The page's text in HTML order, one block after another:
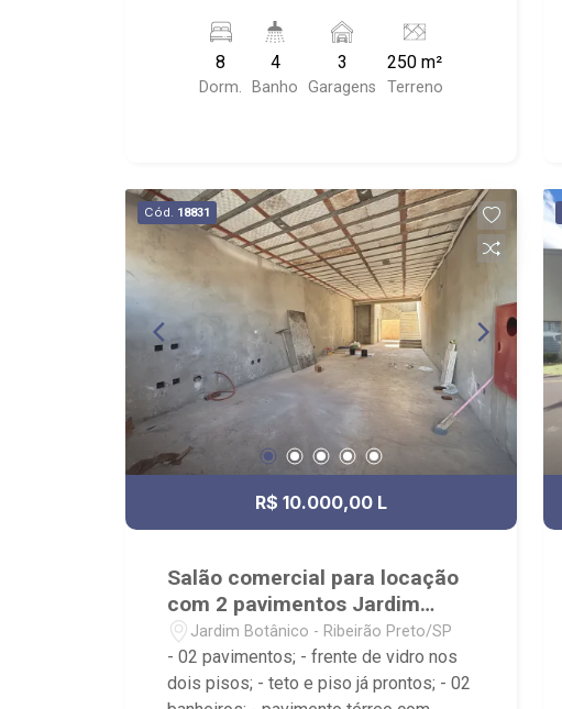
Drywall; - Recepção; - Vitrine; -
Escritório; - Copa; - Cozinha; - 03 vagas
recuadas; - Próximo à Av. Presidente
8
Dorm.
4
Banho
3
Garagens
250 m²
Terreno
Cód. 18831
R$ 10.000,00 L
Salão comercial para locação
com 2 pavimentos Jardim
Botânico
Jardim Botânico - Ribeirão Preto/SP
- 02 pavimentos; - frente de vidro nos
dois pisos; - teto e piso já prontos; - 02